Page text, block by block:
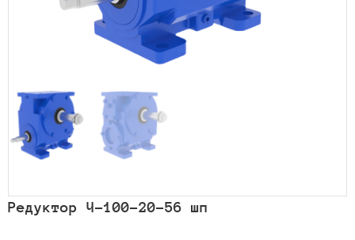
Редуктор Ч-100-20-56 шп